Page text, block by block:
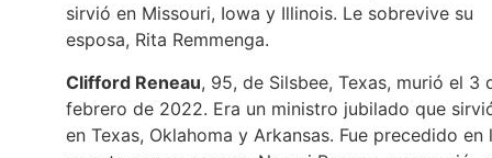
sirvió en Missouri, Iowa y Illinois. Le sobrevive su
esposa, Rita Remmenga.
Clifford Reneau, 95, de Silsbee, Texas, murió el 3
febrero de 2022. Era un ministro jubilado que
en Texas, Oklahoma y Arkansas. Fue precedido en